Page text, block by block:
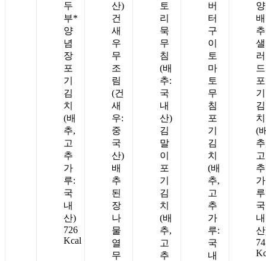
두
부*
양
념
장
포
기
김
치
(배
추,
고
추
가
루:
국
내
산)
726
Kcal
산)
건
새
우
무
조
림
(건
새
우:
중
국
산)
배
추
된
장
나
물
열
무
토
리
묵
무
침
(배
추:
국
내
산)
김
말
이
포
기
김
치
(배
추,
고
추
버
터
구
이
토
마
토
무
침
포
기
김
치
(배
추,
고
추
가
루:
국
내
양
배
추
샐
러
드
포
기
김
치
(
고
추
가
국
내